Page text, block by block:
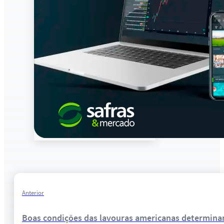
Anterior
Boas condições das lavouras americanas